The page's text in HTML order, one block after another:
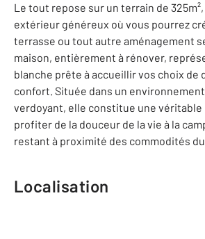
Le tout repose sur un terrain de
extérieur généreux où vous pourrez
terrasse ou tout autre aménagement
maison, entièrement à rénover,
blanche prête à accueillir vos choix de
confort. Située dans un
verdoyant, elle constitue une
profiter de la douceur de la vie à la
restant à proximité des commodités
Localisation